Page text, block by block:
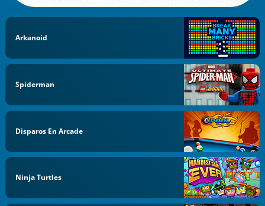
Arkanoid
Spiderman
Disparos En Arcade
Ninja Turtles